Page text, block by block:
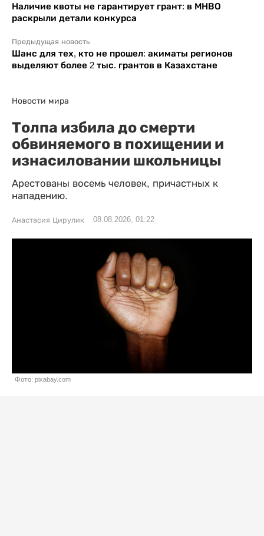
Наличие квоты не гарантирует грант: в МНВО
раскрыли детали конкурса
Предыдущая новость
Шанс для тех, кто не прошел: акиматы регионов
выделяют более 2 тыс. грантов в Казахстане
Новости мира
Толпа избила до смерти
обвиняемого в похищении и
изнасиловании школьницы
Арестованы восемь человек, причастных к
нападению.
Анастасия Цирулик 08.08.2026, 01:22
Фото: pixabay.com